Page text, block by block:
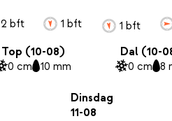
2 bft 1 bft 1 bft
Top (10-08)
0 cm 10 mm
Dal (10-
0 cm 8
Dinsdag
11-08